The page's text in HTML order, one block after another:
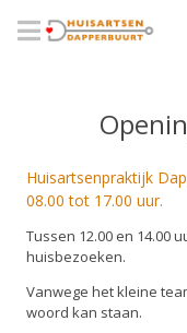
Huisartsenpraktijk
08.00 tot 17.00 uur.
Tussen 12.00 en 14.00
huisbezoeken.
Vanwege het kleine
woord kan staan.